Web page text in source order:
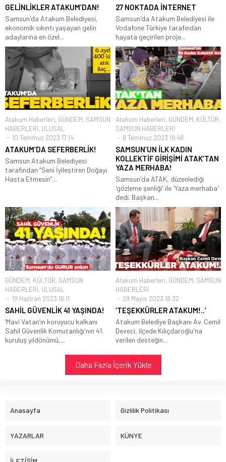
GELİNLİKLER ATAKUM’DAN!
Samsun'da Atakum Belediyesi,
ekonomik sıkıntı yaşayan gelin
adaylarına en özel...
27 NOKTADA İNTERNET
Samsun'da Atakum Belediyesi ile
Vodafone Türkiye tarafından
hayata geçirilen proje...
Atakum Haberleri, GÜNDEM, SAMSUN
HABERLERİ, ULUSAL
10 Temmuz 2023 17:14
ATAKUM’DA SEFERBERLİK!
Samsun Atakum Belediyesi
tarafından “Seni İyileştiren Doğayı
Hasta Etmesin”...
Atakum Haberleri, GÜNDEM, KÜLTÜR,
SAMSUN HABERLERİ
9 Temmuz 2023 19:48
SAMSUN’UN İLK KADIN
KOLLEKTİF GİRİŞİMİ ATAK’TAN
YAZA MERHABA!
Samsun'da ATAK, düzenlediği
'gözleme şenliği' ile 'Yaza merhaba'
dedi. Başkan...
GÜNDEM, KÜLTÜR, SAMSUN
HABERLERİ, ULUSAL
19 Haziran 2023 16:11
SAHİL GÜVENLİK 41 YAŞINDA!
‘Mavi Vatan’ın koruyucu kalkanı
Sahil Güvenlik Komutanlığı'nın 41.
kuruluş yıldönümü,...
Atakum Haberleri, GÜNDEM, SAMSUN
HABERLERİ
29 Mayıs 2023 18:32
‘TEŞEKKÜRLER ATAKUM!..’
Atakum Belediye Başkanı Av. Cemil
Deveci, ilçede Kılıçdaroğlu'na
verilen desteğin...
Daha Fazla İçerik Yükle
Anasayfa Gizlilik Politikası
YAZARLAR KÜNYE